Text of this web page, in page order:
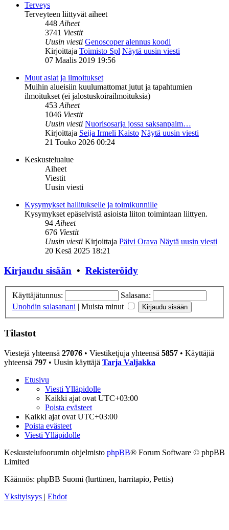
Terveys
Terveyteen liittyvät aiheet
448Aiheet
3741 Viestit
Uusin viesti Genoscoper alennus koodi
Kirjoittaja Toimisto Spl Näytä uusin viesti
07 Maalis 2019 19:56
Muut asiat ja ilmoitukset
Muihin alueisiin kuulumattomat jutut ja tapahtumien
ilmoitukset (ei jalostuskoirailmoituksia)
453Aiheet
1046 Viestit
Uusin viesti Nuorisosarja jossa saksanpaim…
Kirjoittaja Seija Irmeli Kaisto Näytä uusin viesti
21 Touko 2026 00:24
Keskustelualue
Aiheet
Viestit
Uusin viesti
Kysymykset hallitukselle ja toimikunnille
Kysymykset epäselvistä asioista liiton toimintaan liittyen.
94Aiheet
676 Viestit
Uusin viesti Kirjoittaja Päivi Orava Näytä uusin viesti
20 Kesä 2025 18:21
Kirjaudu sisään • Rekisteröidy
Käyttäjätunnus:
Salasana:
Unohdin salasanani | Muista minut
Tilastot
Viestejä yhteensä 27076 • Viestiketjuja yhteensä 5857 • Käyttäjiä
yhteensä 797 • Uusin käyttäjä Tarja Valjakka
Etusivu
Viesti Ylläpidolle
Kaikki ajat ovat UTC+03:00
Poista evästeet
Kaikki ajat ovat UTC+03:00
Poista evästeet
Viesti Ylläpidolle
Keskustelufoorumin ohjelmisto phpBB® Forum Software © phpBB
Limited
Käännös: phpBB Suomi (lurttinen, harritapio, Pettis)
Yksityisyys | Ehdot